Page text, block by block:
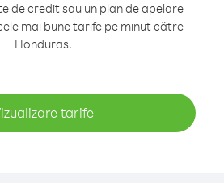
de credit sau un plan de apelare
mai bune tarife pe minut către
Honduras.
tarife